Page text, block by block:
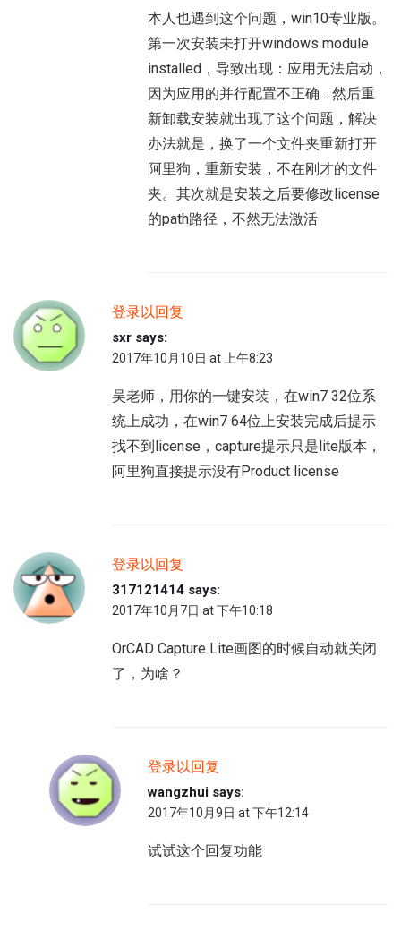
本人也遇到这个问题，win10专业版。
第一次安装未打开windows module
installed，导致出现：应用无法启动，
因为应用的并行配置不正确… 然后重
新卸载安装就出现了这个问题，解决
办法就是，换了一个文件夹重新打开
阿里狗，重新安装，不在刚才的文件
夹。其次就是安装之后要修改license
的path路径，不然无法激活
登录以回复
sxr says:
2017年10月10日 at 上午8:23
吴老师，用你的一键安装，在win7 32位系
统上成功，在win7 64位上安装完成后提示
找不到license，capture提示只是lite版本，
阿里狗直接提示没有Product license
登录以回复
317121414 says:
2017年10月7日 at 下午10:18
OrCAD Capture Lite画图的时候自动就关闭
了，为啥？
登录以回复
wangzhui says:
2017年10月9日 at 下午12:14
试试这个回复功能